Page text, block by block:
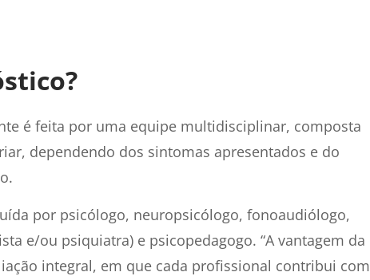
é feita por uma equipe multidisciplinar, composta
dependendo dos sintomas apresentados e do
por psicólogo, neuropsicólogo, fonoaudiólogo,
e/ou psiquiatra) e psicopedagogo. “A vantagem da
integral, em que cada profissional contribui com